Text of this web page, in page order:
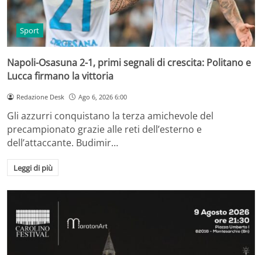
Sport
Napoli-Osasuna 2-1, primi segnali di crescita: Politano e
Lucca firmano la vittoria
Redazione Desk Ago 6, 2026 6:00
Gli azzurri conquistano la terza amichevole del
precampionato grazie alle reti dell’esterno e
dell’attaccante. Budimir…
Leggi di più